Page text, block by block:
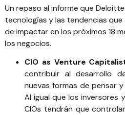
Un repaso al informe que
tecnologías y las tendencias
de impactar en los próximos 18
los negocios.
CIO as Venture
contribuir al desarrollo
nuevas formas de pensar
Al igual que los inversores
CIOs tendrán que